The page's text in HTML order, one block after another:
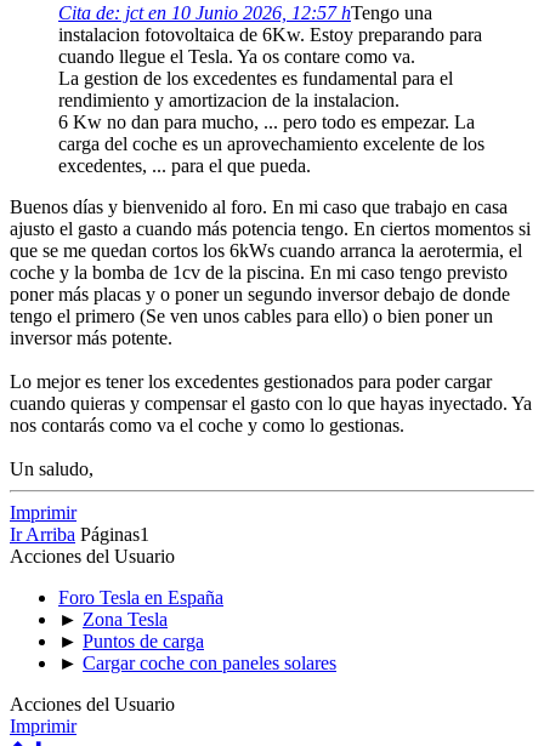
Cita de: jct en 10 Junio 2026, 12:57 hTengo una
instalacion fotovoltaica de 6Kw. Estoy preparando para
cuando llegue el Tesla. Ya os contare como va.
La gestion de los excedentes es fundamental para el
rendimiento y amortizacion de la instalacion.
6 Kw no dan para mucho, ... pero todo es empezar. La
carga del coche es un aprovechamiento excelente de los
excedentes, ... para el que pueda.
Buenos días y bienvenido al foro. En mi caso que trabajo en casa
ajusto el gasto a cuando más potencia tengo. En ciertos momentos si
que se me quedan cortos los 6kWs cuando arranca la aerotermia, el
coche y la bomba de 1cv de la piscina. En mi caso tengo previsto
poner más placas y o poner un segundo inversor debajo de donde
tengo el primero (Se ven unos cables para ello) o bien poner un
inversor más potente.
Lo mejor es tener los excedentes gestionados para poder cargar
cuando quieras y compensar el gasto con lo que hayas inyectado. Ya
nos contarás como va el coche y como lo gestionas.
Un saludo,
Imprimir
Ir Arriba Páginas1
Acciones del Usuario
Foro Tesla en España
► Zona Tesla
► Puntos de carga
► Cargar coche con paneles solares
Acciones del Usuario
Imprimir